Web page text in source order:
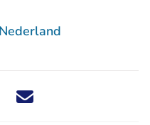
dit nieuwsbericht via X -
Deel dit nieuwsbericht via
Deel dit nieuwsbericht
Deel dit